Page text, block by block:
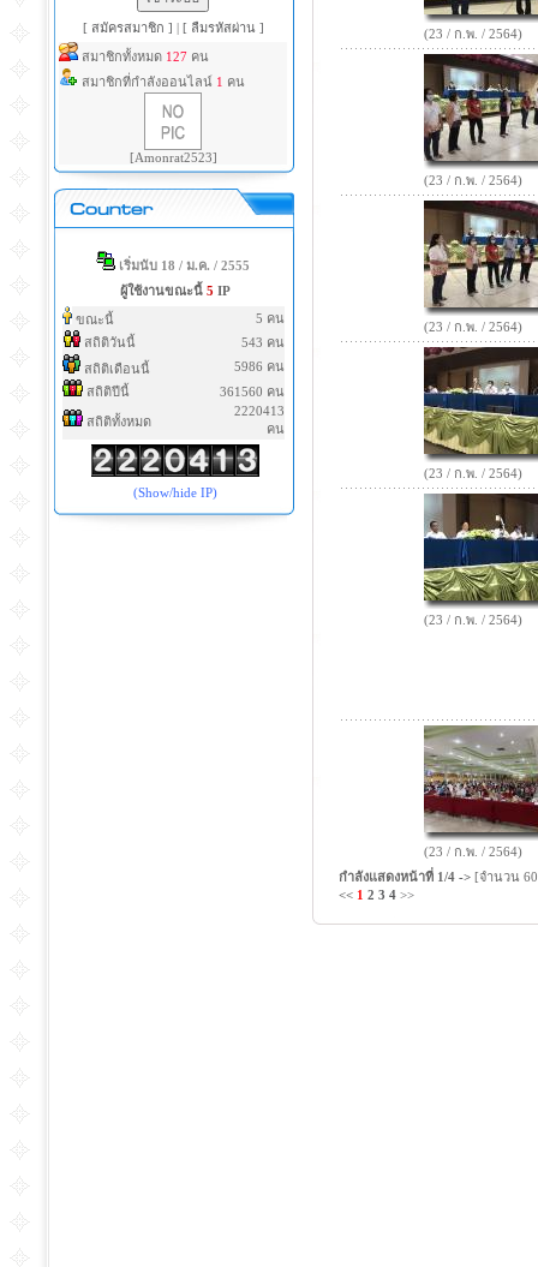
[ สมัครสมาชิก ] | [ ลืมรหัสผ่าน ]
สมาชิกทั้งหมด 127 คน
สมาชิกที่กำลังออนไลน์ 1 คน
[Amonrat2523]
เริ่มนับ 18 / ม.ค. / 2555
ผู้ใช้งานขณะนี้ 5 IP
ขณะนี้
5 คน
สถิติวันนี้
543 คน
สถิติเดือนนี้
5986 คน
สถิติปีนี้
361560 คน
สถิติทั้งหมด
2220413
คน
(Show/hide IP)
(23 / ก.พ. / 2564)
(23 / ก.พ. / 2564)
(23 / ก.พ. / 2564)
(23 / ก.พ. / 2564)
(23 / ก.พ. / 2564)
(23 / ก.พ. / 2564)
กำลังแสดงหน้าที่ 1/4 -> [จำนวน
<< 1 2 3 4 >>